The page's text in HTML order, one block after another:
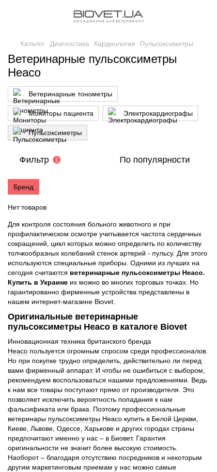
Каталог Диагностика Кардиология Пульсоксиметры
Ветеринарные пульсоксиметры
Heaco
Ветеринарные тонометры
Мониторы пациента Электрокардиографы
Пульсоксиметры
Фильтр 1 По популярности
Бренд
Нет товаров
Для контроля состояния больного животного и при
профилактическом осмотре учитывается частота сердечных
сокращений, цикл которых можно определить по количеству
толчкообразных колебаний стенок артерий - пульсу. Для этого
используются специальные приборы. Одними из лучших на
сегодня считаются ветеринарные пульсоксиметры Heaco.
Купить в Украине их можно во многих торговых точках. Но
гарантированно фирменные устройства представлены в
нашем интернет-магазине Biovet.
Оригинальные ветеринарные
пульсоксиметры Heaco в каталоге Biovet
Инновационная техника британского бренда
Heaco пользуется огромным спросом среди профессионалов.
Но при покупке трудно определить, действительно ли перед
вами фирменный аппарат. И чтобы не ошибиться с выбором,
рекомендуем воспользоваться нашими предложениями. Ведь
к нам все товары поступают прямо от производителя. Это
позволяет исключить вероятность попадания к нам
фальсификата или брака. Поэтому профессиональные
ветеринары пульсоксиметры Heaco купить в Белой Церкви,
Киеве, Львове, Одессе, Харькове и других городах страны
предпочитают именно у нас – в Биовет. Гарантия
оригинальности не значит более высокую стоимость.
Наоборот – благодаря отсутствию посредников и некоторым
другим маркетинговым приемам у нас можно самые